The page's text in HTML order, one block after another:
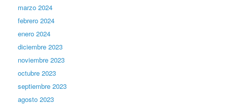
marzo 2024
febrero 2024
enero 2024
diciembre 2023
noviembre 2023
octubre 2023
septiembre 2023
agosto 2023